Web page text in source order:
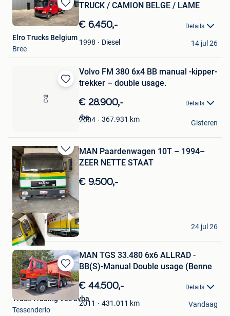
Bewaren
in
Favorieten
TRUCK / CAMION BELGE / LAME
€ 6.450,- Details
1998 Diesel
Elro Trucks Belgium
Bree
14 jul 26
Bewaren
Favorieten
Volvo FM 380 6x4 BB manual -kipper-
trekker – double usage.
€ 28.900,- Details
2004 367.931 km
Truck Trading Vos bvba
Gisteren
Bewaren
in
Mijn
Favorieten
MAN Paardenwagen 10T – 1994–
ZEER NETTE STAAT
€ 9.500,-
Kayzer car
Kemzeke
24 jul 26
Bewaren
in
Mijn
Favorieten
MAN TGS 33.480 6x6 ALLRAD -
BB(S)-Manual Double usage (Benne
€ 44.500,- Details
2011 431.011 km
Truck Trading Vos bvba
Tessenderlo
Vandaag